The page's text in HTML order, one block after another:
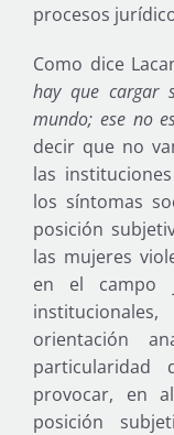
procesos
Como dice
hay que cargar
mundo; ese no
decir que no
las
los síntomas
posición
las mujeres
en el campo
orientación
particularidad
provocar, en
posición